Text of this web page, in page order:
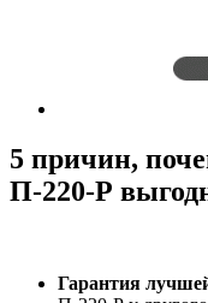
5 причин,
П-220-Р
Гарантия